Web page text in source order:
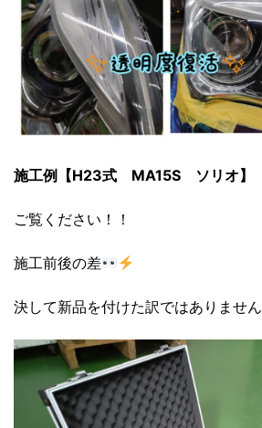
施工例【H23式 MA15S ソリオ】
ご覧ください！！
施工前後の差
決して新品を付けた訳ではありません